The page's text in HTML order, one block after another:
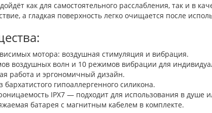
как для самостоятельного расслабления, так и в
а гладкая поверхность легко очищается после
мотора: воздушная стимуляция и вибрация.
воздушных волн и 10 режимов вибрации для
работа и эргономичный дизайн.
бархатистого гипоаллергенного силикона.
IPX7 — подходит для использования в душе
батарея с магнитным кабелем в комплекте.